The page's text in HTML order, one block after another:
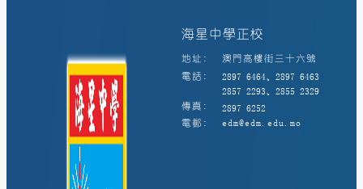
海星中學正校
地址:
澳門高樓街三十六號
電話:
2897 6464、2897 6463
2857 2293、2855 2329
傳真:
2897 6252
電郵:
edm@edm.edu.mo